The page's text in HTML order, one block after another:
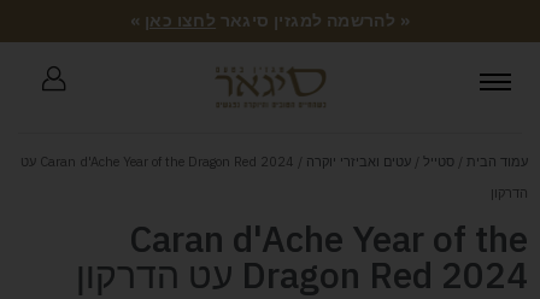
« להרשמה למגזין סיגאר לחצו כאן »
עמוד הבית / סטייל / עטים ואביזרי יוקרה
/ Caran d'Ache Year of the Dragon Red 2024 עט
הדרקון
Caran d'Ache Year of the
Dragon Red 2024 עט הדרקון